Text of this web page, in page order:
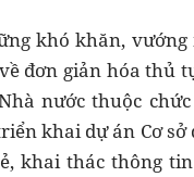
khó khăn,
đơn giản hóa thủ
nước thuộc
khai dự án Cơ
khai thác thông